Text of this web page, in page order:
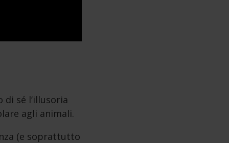
sé l’illusoria
agli animali.
(e soprattutto